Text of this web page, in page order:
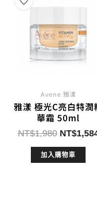
Avene 雅漾
雅漾 極光C亮白特潤
華霜 50ml
NT$1,980 原
始
價
NT$
加入購物車